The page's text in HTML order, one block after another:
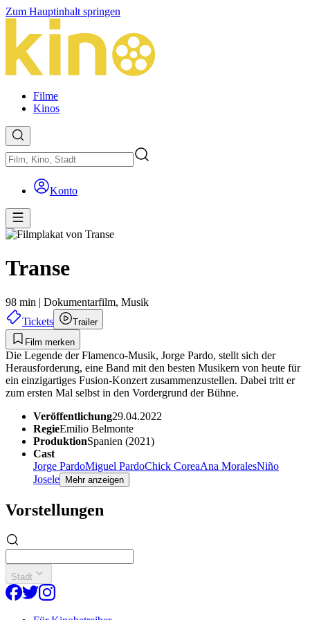
Zum Hauptinhalt springen
Filme
Kinos
Konto
Transe
98 min | Dokumentarfilm, Musik
Tickets
Trailer
Film merken
Die Legende der Flamenco-Musik, Jorge Pardo, stellt sich der
Herausforderung, eine Band mit den besten Musikern von heute für
ein einzigartiges Fusion-Konzert zusammenzustellen. Dabei tritt er
zum ersten Mal selbst in den Vordergrund der Bühne.
Veröffentlichung29.04.2022
RegieEmilio Belmonte
ProduktionSpanien (2021)
Cast
Jorge PardoMiguel PardoChick CoreaAna MoralesNiño
Josele Mehr anzeigen
Vorstellungen
Stadt